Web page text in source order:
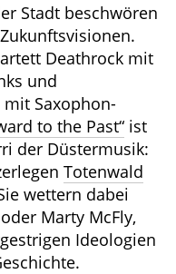
Stadt beschwören
Deathrock mit
und
Saxophon-
to the Past“ ist
der Düstermusik:
Totenwald
wettern dabei
Marty McFly,
Ideologien